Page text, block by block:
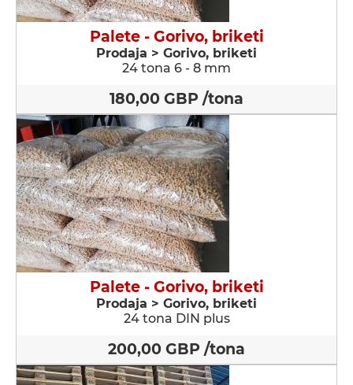
Palete - Gorivo, briketi
Prodaja > Gorivo, briketi
24 tona 6 - 8 mm
180,00 GBP /tona
Palete - Gorivo, briketi
Prodaja > Gorivo, briketi
24 tona DIN plus
200,00 GBP /tona